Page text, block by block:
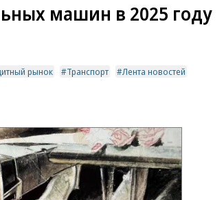
машин в 2025 году
рынок Транспорт Лента новостей